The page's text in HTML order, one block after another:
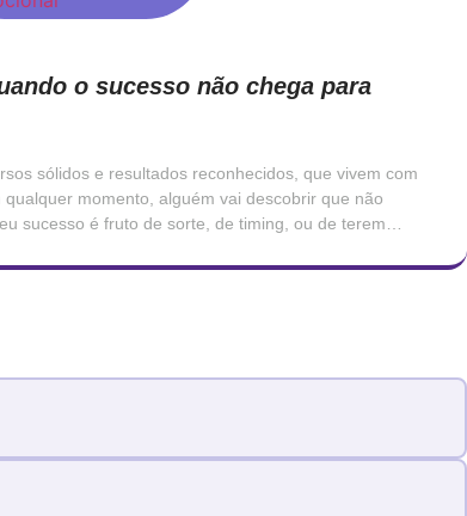
o sucesso não chega para
sólidos e resultados reconhecidos, que vivem com
momento, alguém vai descobrir que não
sucesso é fruto de sorte, de timing, ou de terem